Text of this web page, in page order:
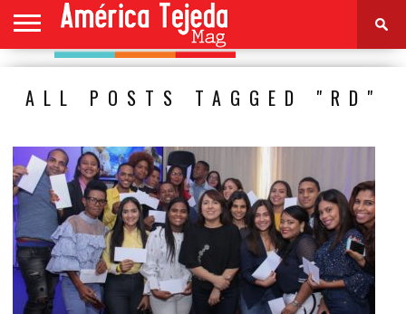
HOME
ALL POSTS TAGGED "RD"